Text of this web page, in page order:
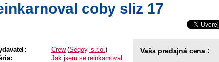
coby sliz 17
Crew(Seqoy, s.r.o.)
Jak jsem se reinkarnoval
Vaša predajná cena :